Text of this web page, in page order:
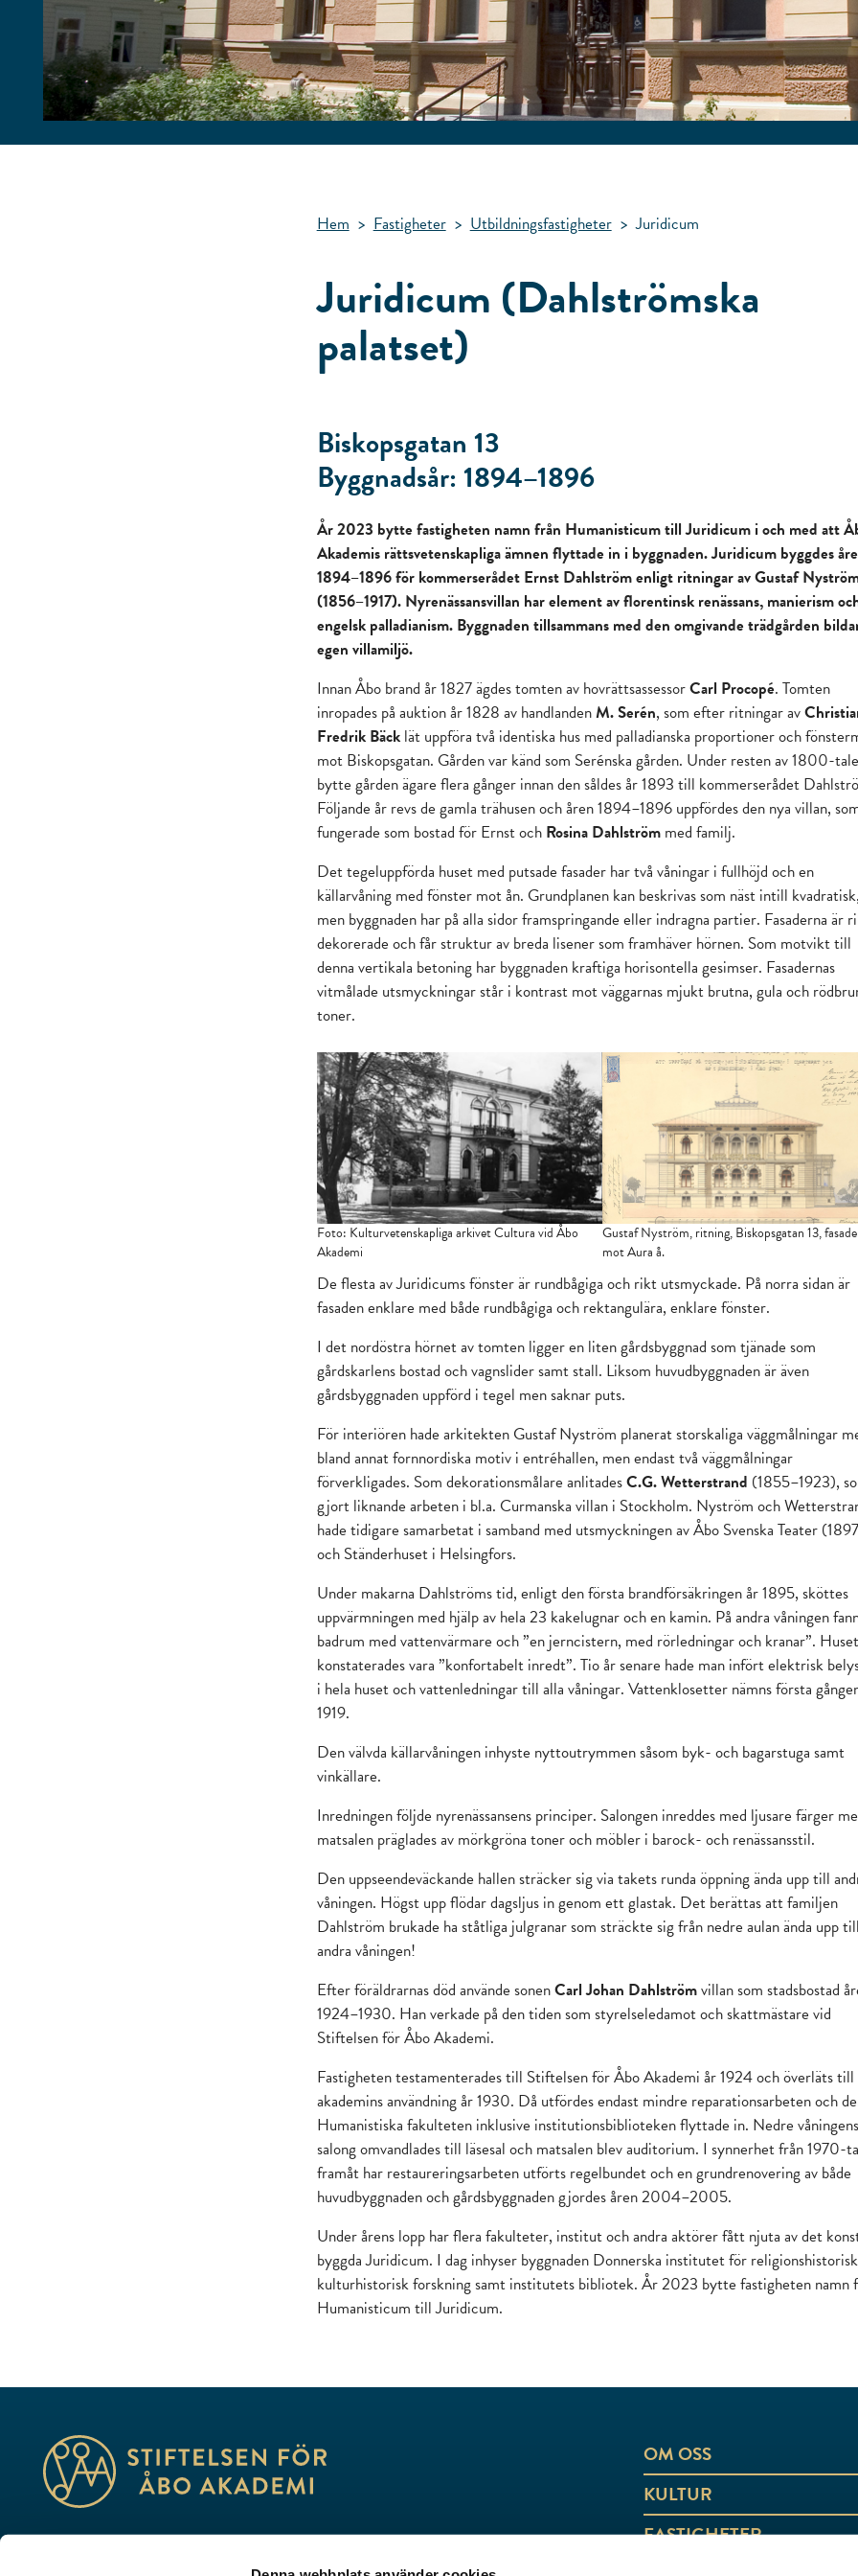
Hem > Fastigheter > Utbildningsfastigheter > Juridicum
Juridicum (Dahlströmska
palatset)
Biskopsgatan 13
Byggnadsår: 1894–1896
År 2023 bytte fastigheten namn från Humanisticum till Juridicum i och med att
Akademis rättsvetenskapliga ämnen flyttade in i byggnaden. Juridicum byggdes
1894–1896 för kommerserådet Ernst Dahlström enligt ritningar av Gustaf
(1856–1917). Nyrenässansvillan har element av florentinsk renässans, manierism
engelsk palladianism. Byggnaden tillsammans med den omgivande trädgården
egen villamiljö.
Innan Åbo brand år 1827 ägdes tomten av hovrättsassessorCarl Procopé. Tomten
inropades på auktion år 1828 av handlandenM. Serén, som efter ritningar av
Fredrik Bäcklät uppföra två identiska hus med palladianska proportioner och
mot Biskopsgatan. Gården var känd som Serénska gården. Under resten av 1800-
bytte gården ägare flera gånger innan den såldes år 1893 till kommerserådet
Följande år revs de gamla trähusen och åren 1894–1896 uppfördes den nya villan,
fungerade som bostad för Ernst och Rosina Dahlströmmed familj.
Det tegeluppförda huset med putsade fasader har två våningar i fullhöjd och en
källarvåning med fönster mot ån. Grundplanen kan beskrivas som näst intill kvadratisk,
men byggnaden har på alla sidor framspringande eller indragna partier. Fasaderna är
dekorerade och får struktur av breda lisener som framhäver hörnen. Som motvikt till
denna vertikala betoning har byggnaden kraftiga horisontella gesimser. Fasadernas
vitmålade utsmyckningar står i kontrast mot väggarnas mjukt brutna, gula och
toner.
Foto: Kulturvetenskapliga arkivet Cultura vid Åbo
Akademi
Gustaf Nyström, ritning, Biskopsgatan 13,
mot Aura å.
De flesta av Juridicums fönster är rundbågiga och rikt utsmyckade. På norra sidan är
fasaden enklare med både rundbågiga och rektangulära, enklare fönster.
I det nordöstra hörnet av tomten ligger en liten gårdsbyggnad som tjänade som
gårdskarlens bostad och vagnslider samt stall. Liksom huvudbyggnaden är även
gårdsbyggnaden uppförd i tegel men saknar puts.
För interiören hade arkitekten Gustaf Nyström planerat storskaliga väggmålningar
bland annat fornnordiska motiv i entréhallen, men endast två väggmålningar
förverkligades. Som dekorationsmålare anlitadesC.G. Wetterstrand (1855–1923),
gjort liknande arbeten i bl.a. Curmanska villan i Stockholm. Nyström och
hade tidigare samarbetat i samband med utsmyckningen av Åbo Svenska Teater
och Ständerhuset i Helsingfors.
Under makarna Dahlströms tid, enligt den första brandförsäkringen år 1895, sköttes
uppvärmningen med hjälp av hela 23 kakelugnar och en kamin. På andra våningen
badrum med vattenvärmare och ”en jerncistern, med rörledningar och kranar”. Huset
konstaterades vara ”konfortabelt inredt”. Tio år senare hade man infört elektrisk
i hela huset och vattenledningar till alla våningar. Vattenklosetter nämns första
1919.
Den välvda källarvåningen inhyste nyttoutrymmen såsom byk- och bagarstuga samt
vinkällare.
Inredningen följde nyrenässansens principer. Salongen inreddes med ljusare färger
matsalen präglades av mörkgröna toner och möbler i barock- och renässansstil.
Den uppseendeväckande hallen sträcker sig via takets runda öppning ända upp till
våningen. Högst upp flödar dagsljus in genom ett glastak. Det berättas att familjen
Dahlström brukade ha ståtliga julgranar som sträckte sig från nedre aulan ända upp till
andra våningen!
Efter föräldrarnas död använde sonenCarl Johan Dahlströmvillan som stadsbostad
1924–1930. Han verkade på den tiden som styrelseledamot och skattmästare vid
Stiftelsen för Åbo Akademi.
Fastigheten testamenterades till Stiftelsen för Åbo Akademi år 1924 och överläts till
akademins användning år 1930. Då utfördes endast mindre reparationsarbeten och
Humanistiska fakulteten inklusive institutionsbiblioteken flyttade in. Nedre våningens
salong omvandlades till läsesal och matsalen blev auditorium. I synnerhet från 1970-
framåt har restaureringsarbeten utförts regelbundet och en grundrenovering av både
huvudbyggnaden och gårdsbyggnaden gjordes åren 2004–2005.
Under årens lopp har flera fakulteter, institut och andra aktörer fått njuta av det
byggda Juridicum. I dag inhyser byggnaden Donnerska institutet för
kulturhistorisk forskning samt institutets bibliotek. År 2023 bytte fastigheten namn
Humanisticum till Juridicum.
OM OSS
KULTUR
FASTIGHETER